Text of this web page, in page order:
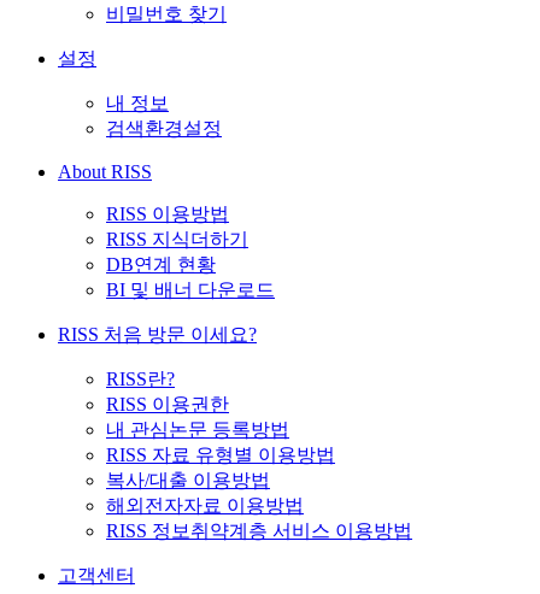
비밀번호 찾기
설정
내 정보
검색환경설정
About RISS
RISS 이용방법
RISS 지식더하기
DB연계 현황
BI 및 배너 다운로드
RISS 처음 방문 이세요?
RISS란?
RISS 이용권한
내 관심논문 등록방법
RISS 자료 유형별 이용방법
복사/대출 이용방법
해외전자자료 이용방법
RISS 정보취약계층 서비스 이용방법
고객센터